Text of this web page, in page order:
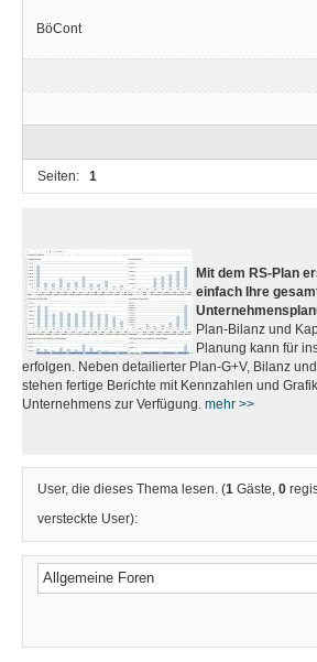
BöCont
Seiten: 1
Mit dem RS-Plan
einfach Ihre
Plan-Bilanz und
Planung kann für
erfolgen. Neben detailierter Plan-G+V, Bilanz
stehen fertige Berichte mit Kennzahlen und
Unternehmens zur Verfügung. mehr >>
User, die dieses Thema lesen. (1 Gäste,0
versteckte User):